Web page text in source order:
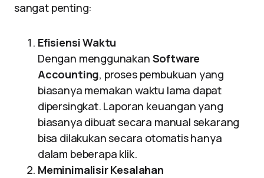
sangat penting:
Efisiensi Waktu
Dengan menggunakan Software
Accounting, proses pembukuan yang
biasanya memakan waktu lama dapat
dipersingkat. Laporan keuangan yang
biasanya dibuat secara manual sekarang
bisa dilakukan secara otomatis hanya
dalam beberapa klik.
Meminimalisir Kesalahan